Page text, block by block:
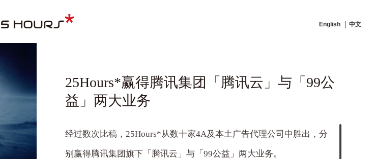
English 中文
25Hours*赢得腾讯集团「腾讯云」与「99公
益」两大业务
经过数次比稿， 25Hours*从数十家4A及本土广告代理公司中胜出，分
别赢得腾讯集团旗下「腾讯云」与「99公益」两大业务。